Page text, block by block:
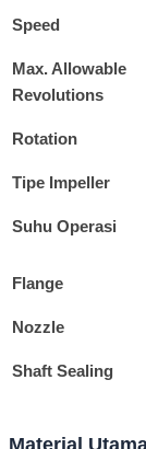
Speed
Max. Allowable
Revolutions
Rotation
Tipe Impeller
Suhu Operasi
Flange
Nozzle
Shaft Sealing
Material